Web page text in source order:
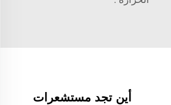
أين تجد مستشعرات